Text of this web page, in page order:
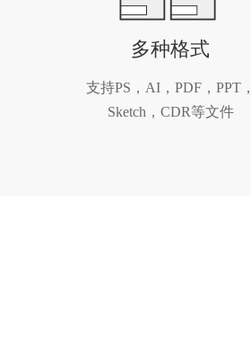
多种格式
支持PS，AI，PDF，PPT，
Sketch，CDR等文件